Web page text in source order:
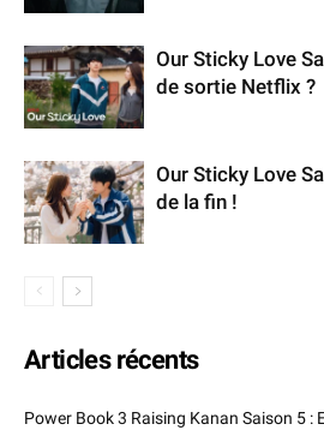
Our Sticky Love
de sortie Netflix ?
Our Sticky Love
de la fin !
Articles récents
Power Book 3 Raising Kanan Saison 5 :